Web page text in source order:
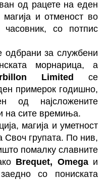
од рацете на еден
магија и отменост во
со потпис
одбрани за службени
морнарица, а
Limited се
примерок годишно,
најсложените
на сите времиња.
магија и уметност
Своч групата. По нив,
помалку славните
Brequet, Omegaи
со пониската